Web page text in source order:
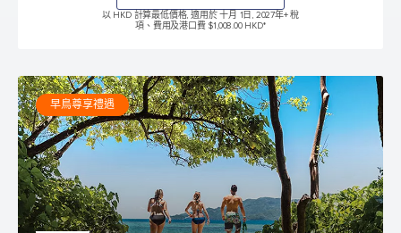
以 HKD 計算最低價格, 適用於 十月 1日, 2027年+ 稅
項、費用及港口費 $1,008.00 HKD*
早鳥尊享禮遇